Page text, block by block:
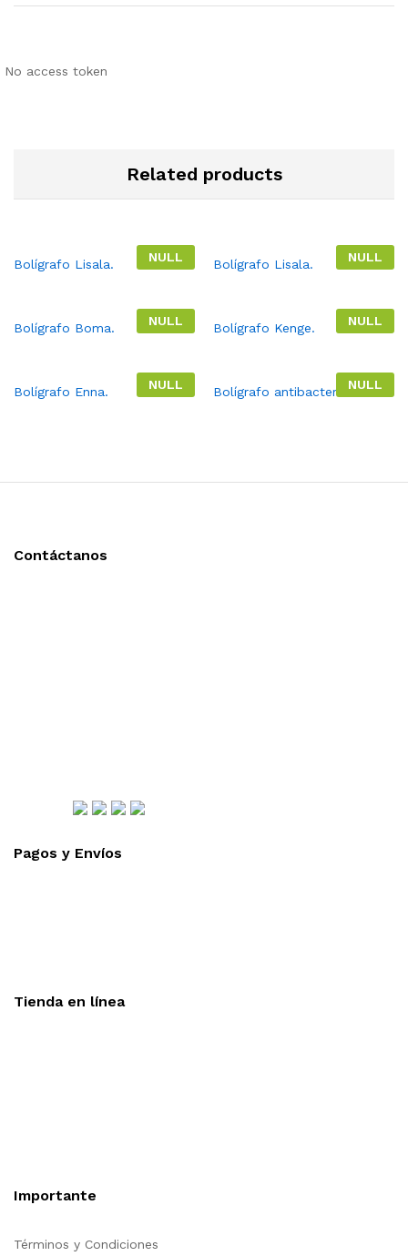
No access token
Related products
NULL
Bolígrafo Lisala. NULL
Bolígrafo Lisala.
NULL
Bolígrafo Boma. NULL
Bolígrafo Kenge.
NULL
Bolígrafo Enna. NULL
Bolígrafo antibacterial.
Contáctanos
Pagos y Envíos
Tienda en línea
Importante
Términos y Condiciones